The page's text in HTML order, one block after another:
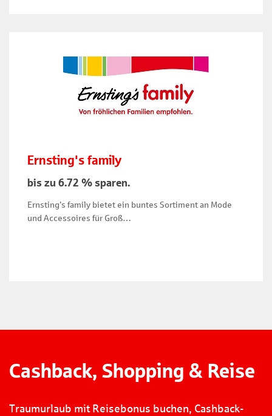
Ernsting's family
bis zu 6.72 % sparen.
Ernsting's family bietet ein buntes Sortiment an Mode
und Accessoires für Groß…
Cashback, Shopping & Reise
Traumurlaub mit Reisebonus buchen, Cashback-